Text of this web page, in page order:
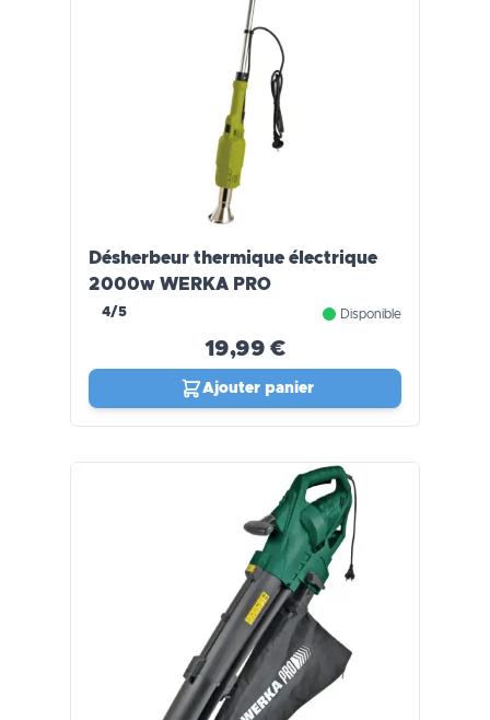
Désherbeur thermique électrique
2000w WERKA PRO
4/5 Disponible
19,99 €
Ajouter panier